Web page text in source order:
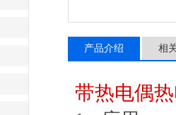
产品介绍 相
带热电偶